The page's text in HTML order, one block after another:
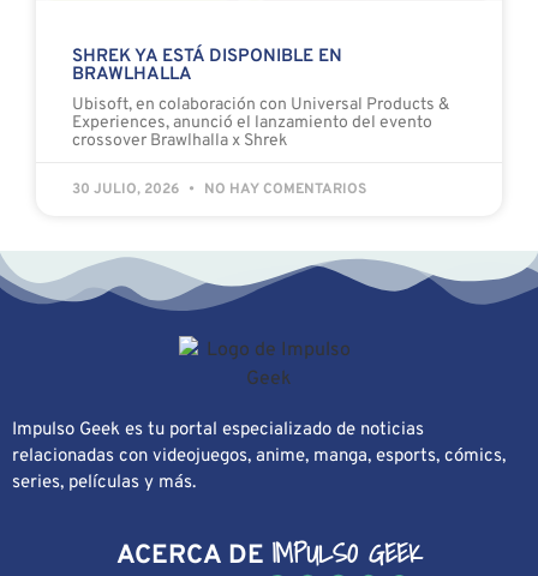
SHREK YA ESTÁ DISPONIBLE EN
BRAWLHALLA
Ubisoft, en colaboración con Universal Products &
Experiences, anunció el lanzamiento del evento
crossover Brawlhalla x Shrek
30 JULIO, 2026 NO HAY COMENTARIOS
Impulso Geek es tu portal especializado de noticias
relacionadas con videojuegos, anime, manga, esports, cómics,
series, películas y más.
ACERCA DE IMPULSO GEEK